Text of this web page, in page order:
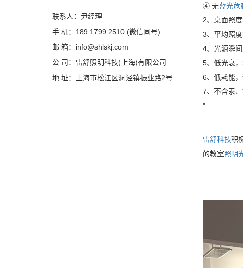
④ 无蓝光危
2、桌面照
3、平均照
4、光源瞬
5、低光衰
6、低耗能
7、不含汞
"
雷舒科技积
的教室照明
联系人：尹经理
手 机：189 1799 2510 (微信同号)
邮 箱：info@shlskj.com
公 司：雷舒照明科技(上海)有限公司
地 址：上海市松江区洞泾镇振业路2号